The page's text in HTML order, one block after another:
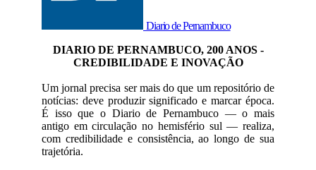
Diario de Pernambuco
DIARIO DE PERNAMBUCO, 200 ANOS -
CREDIBILIDADE E INOVAÇÃO
Um jornal precisa ser mais do que um repositório de
notícias: deve produzir significado e marcar época.
É isso que o Diario de Pernambuco — o mais
antigo em circulação no hemisfério sul — realiza,
com credibilidade e consistência, ao longo de sua
trajetória.